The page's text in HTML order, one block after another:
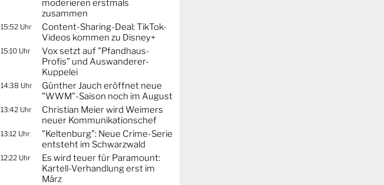
moderieren erstmals
zusammen
15:52 Uhr
Content-Sharing-Deal: TikTok-
Videos kommen zu Disney+
15:10 Uhr
Vox setzt auf "Pfandhaus-
Profis" und Auswanderer-
Kuppelei
14:38 Uhr
Günther Jauch eröffnet neue
"WWM"-Saison noch im August
13:42 Uhr
Christian Meier wird Weimers
neuer Kommunikationschef
13:12 Uhr
"Keltenburg": Neue Crime-Serie
entsteht im Schwarzwald
12:22 Uhr
Es wird teuer für Paramount:
Kartell-Verhandlung erst im
März